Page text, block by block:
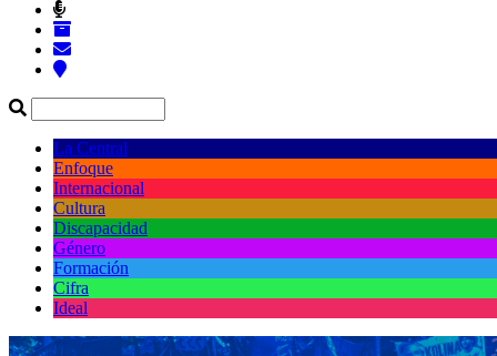
La Central
Enfoque
Internacional
Cultura
Discapacidad
Género
Formación
Cifra
Ideal